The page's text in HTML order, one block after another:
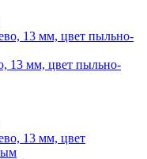
13 мм, цвет пыльно-